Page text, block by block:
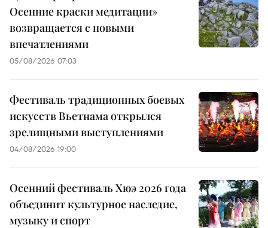
Осенние краски медитации»
возвращается с новыми
впечатлениями
05/08/2026 07:03
Фестиваль традиционных боевых
искусств Вьетнама открылся
зрелищными выступлениями
04/08/2026 19:00
Осенний фестиваль Хюэ 2026 года
объединит культурное наследие,
музыку и спорт